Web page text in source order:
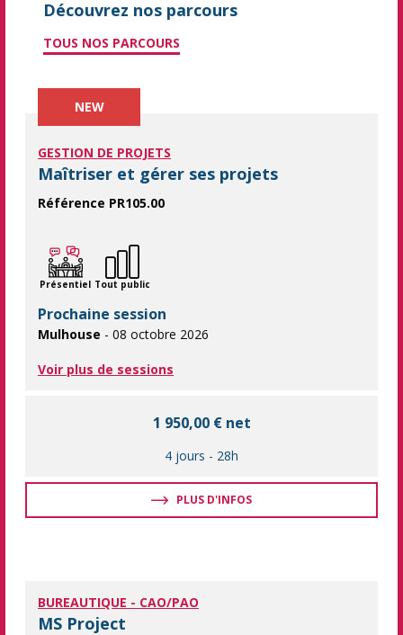
Découvrez nos parcours
TOUS NOS PARCOURS
NEW
GESTION DE PROJETS
Maîtriser et gérer ses projets
Référence PR105.00
Présentiel Tout public
Prochaine session
Mulhouse - 08 octobre 2026
Voir plus de sessions
1 950,00 € net
4 jours - 28h
PLUS D'INFOS
BUREAUTIQUE - CAO/PAO
MS Project